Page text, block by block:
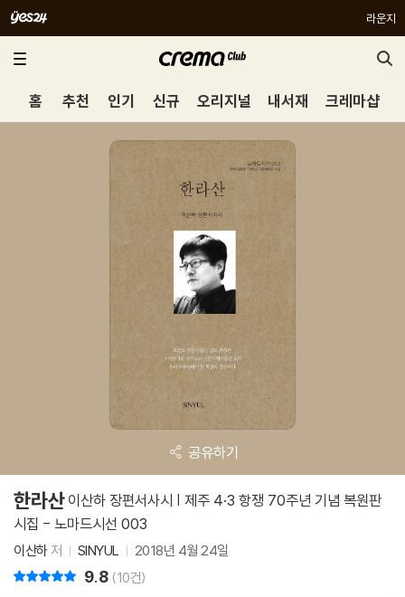
라운지
홈 추천 인기 신규 오리지널 내서재 크레마샵
공유하기
한라산 이산하 장편서사시 | 제주 4·3 항쟁 70주년 기념 복원판
시집 - 노마드시선 003
이산하저 SINYUL 2018년 4월 24일
9.8 (10건)